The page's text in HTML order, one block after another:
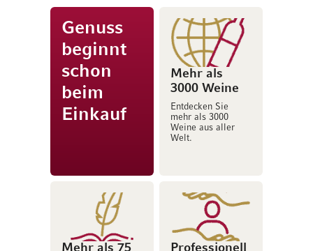
Genuss
beginnt
schon
beim
Einkauf
Mehr als
3000 Weine
Entdecken Sie
mehr als 3000
Weine aus aller
Welt.